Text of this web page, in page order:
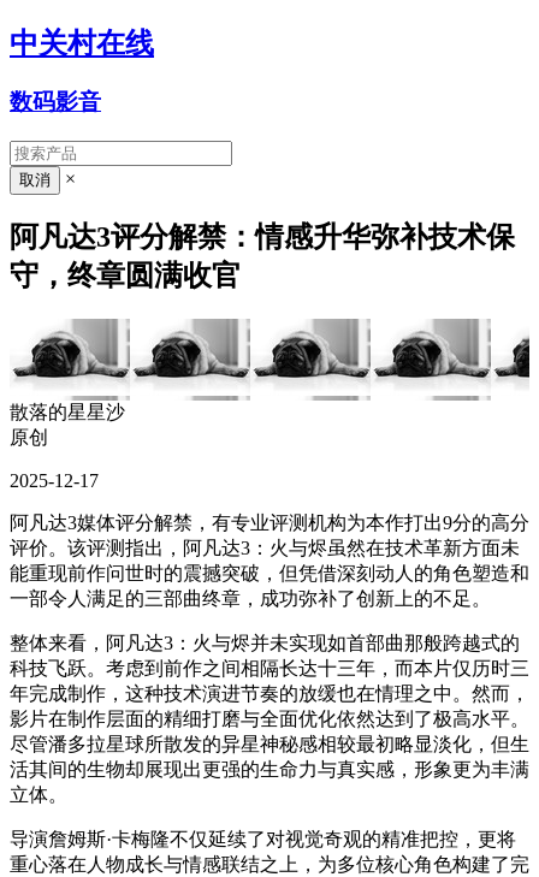
中关村在线
数码影音
×
阿凡达3评分解禁：情感升华弥补技术保
守，终章圆满收官
散落的星星沙
原创
2025-12-17
阿凡达3媒体评分解禁，有专业评测机构为本作打出9分的高分
评价。该评测指出，阿凡达3：火与烬虽然在技术革新方面未
能重现前作问世时的震撼突破，但凭借深刻动人的角色塑造和
一部令人满足的三部曲终章，成功弥补了创新上的不足。
整体来看，阿凡达3：火与烬并未实现如首部曲那般跨越式的
科技飞跃。考虑到前作之间相隔长达十三年，而本片仅历时三
年完成制作，这种技术演进节奏的放缓也在情理之中。然而，
影片在制作层面的精细打磨与全面优化依然达到了极高水平。
尽管潘多拉星球所散发的异星神秘感相较最初略显淡化，但生
活其间的生物却展现出更强的生命力与真实感，形象更为丰满
立体。
导演詹姆斯·卡梅隆不仅延续了对视觉奇观的精准把控，更将
重心落在人物成长与情感联结之上，为多位核心角色构建了完